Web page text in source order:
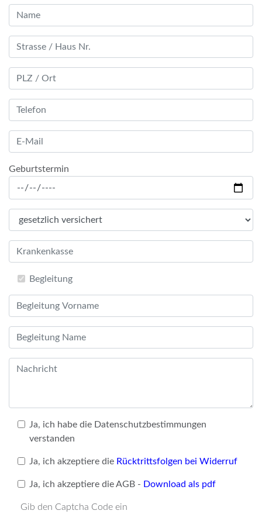
Geburtstermin
Begleitung
Ja, ich habe die Datenschutzbestimmungen
verstanden
Ja, ich akzeptiere die Rücktrittsfolgen bei Widerruf
Ja, ich akzeptiere die AGB - Download als pdf
Gib den Captcha Code ein